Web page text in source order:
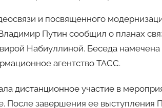
и посвященного
Путин сообщил о планах
Набиуллиной. Беседа намечена
агентство ТАСС.
дистанционное участие в
После завершения ее выступления